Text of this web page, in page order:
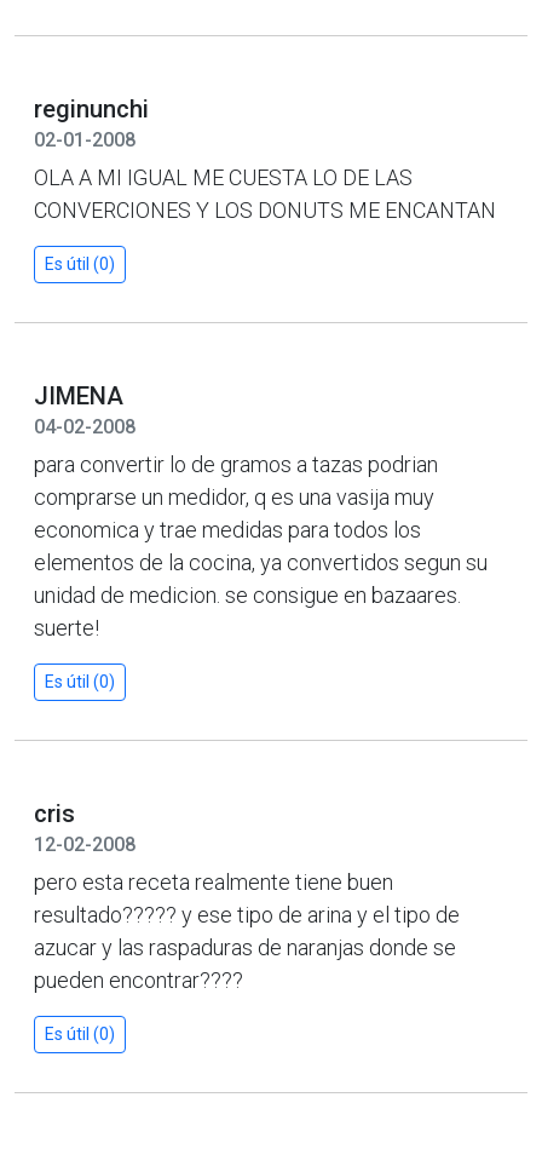
reginunchi
02-01-2008
OLA A MI IGUAL ME CUESTA LO DE LAS
CONVERCIONES Y LOS DONUTS ME ENCANTAN
Es útil (0)
JIMENA
04-02-2008
para convertir lo de gramos a tazas podrian
comprarse un medidor, q es una vasija muy
economica y trae medidas para todos los
elementos de la cocina, ya convertidos segun su
unidad de medicion. se consigue en bazaares.
suerte!
Es útil (0)
cris
12-02-2008
pero esta receta realmente tiene buen
resultado????? y ese tipo de arina y el tipo de
azucar y las raspaduras de naranjas donde se
pueden encontrar????
Es útil (0)